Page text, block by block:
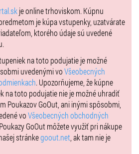
je online trhoviskom. Kúpnu
je kúpa vstupenky, uzatvárate
ktorého údaje sú uvedené
na toto podujatie je možné
uvedenými voVšeobecných
. Upozorňujeme, že kúpne
na toto podujatie nie je možné uhradiť
Poukazov GoOut, ani inými spôsobmi,
voVšeobecných obchodných
GoOut môžete využiť pri nákupe
stránkegoout.net , ak tam nie je